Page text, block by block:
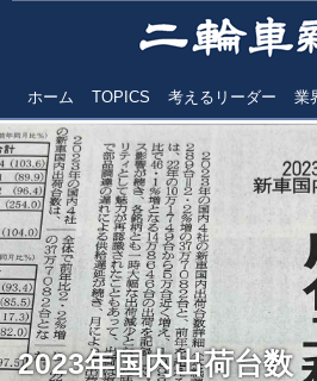
ホーム TOPICS 考えるリーダー 業
2023年国内出荷台数